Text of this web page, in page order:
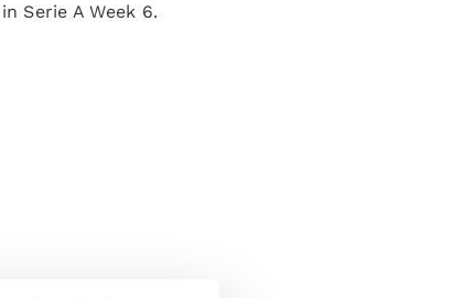
Serie A Week 6.